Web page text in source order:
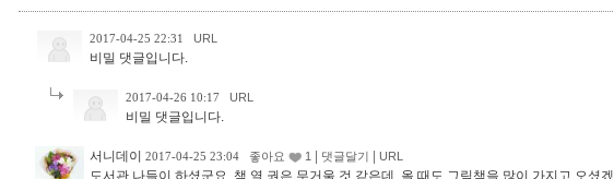
2017-04-25 22:31 URL
비밀 댓글입니다.
2017-04-26 10:17 URL
비밀 댓글입니다.
서니데이 2017-04-25 23:04 좋아요 1 댓글달기 URL